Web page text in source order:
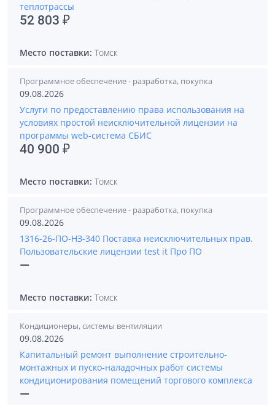
теплотрассы
52 803 ₽
Место поставки: Томск
Программное обеспечение - разработка, покупка
09.08.2026
Услуги по предоставлению права использования на
условиях простой неисключительной лицензии на
программы web-система СБИС
40 900 ₽
Место поставки: Томск
Программное обеспечение - разработка, покупка
09.08.2026
1316-26-ПО-НЗ-340 Поставка неисключительных прав.
Пользовательские лицензии test it Про ПО
—
Место поставки: Томск
Кондиционеры, системы вентиляции
09.08.2026
Капитальный ремонт выполнение строительно-
монтажных и пуско-наладочных работ системы
кондиционирования помещений торгового комплекса
—